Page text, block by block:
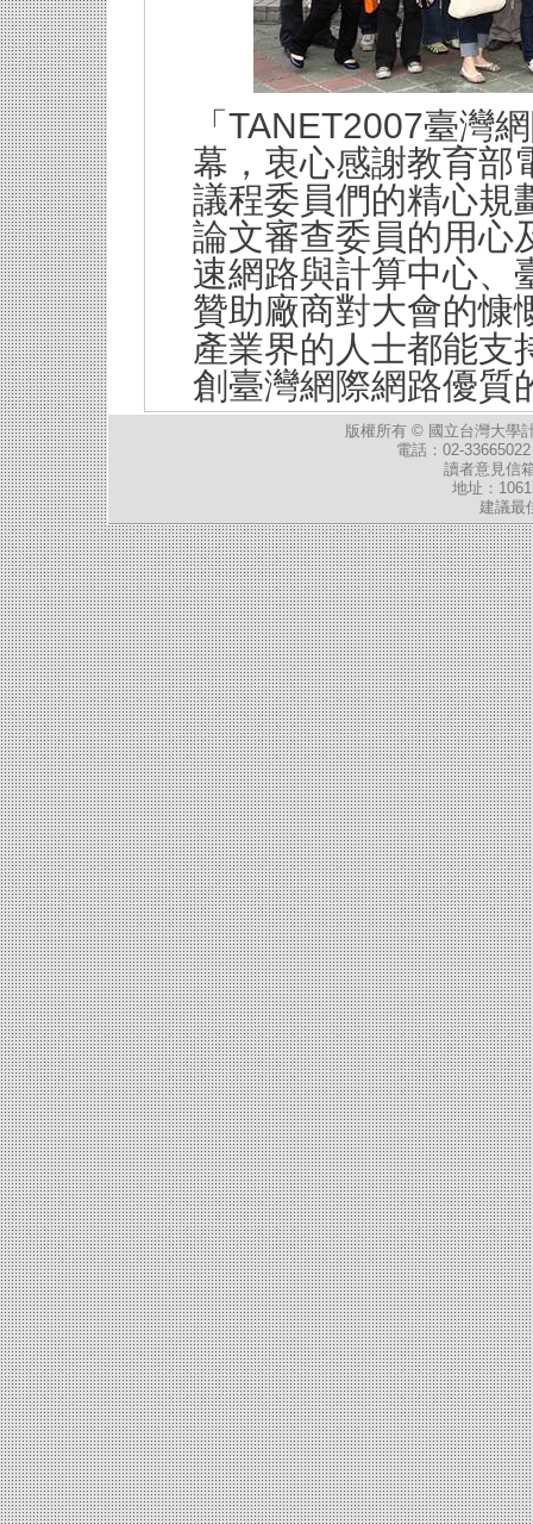
「 TANET2007臺灣
幕，衷心感謝教育部
議程委員們的精心規
論文審查委員的用心
速網路與計算中心、
贊助廠商對大會的慷
產業界的人士都能支
創臺灣網際網路優質
版權所有 © 國立台灣大學
電話：02-
讀者意見信
地址：
建議最